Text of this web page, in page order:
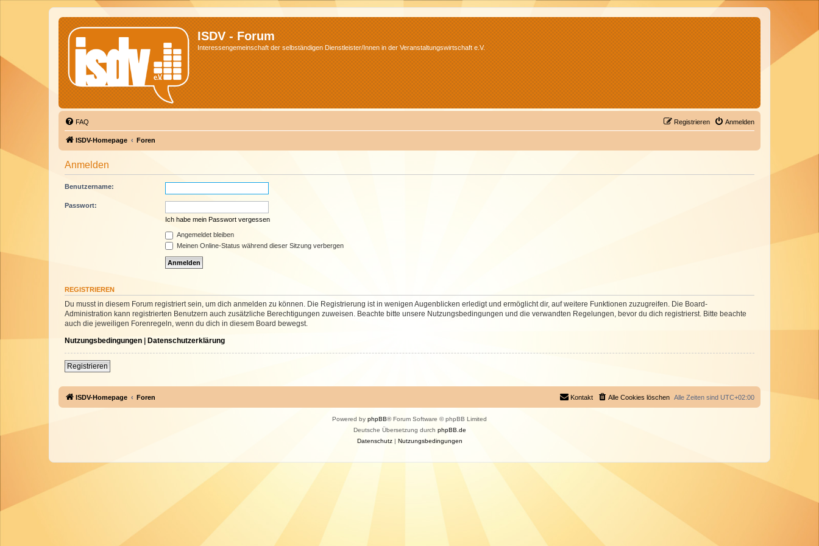
ISDV - Forum
Interessengemeinschaft der selbständigen Dienstleister/Innen in der Veranstaltungswirtschaft e.V.
FAQ Anmelden
Registrieren
ISDV-Homepage Foren
Anmelden
Benutzername:
Passwort:
Ich habe mein Passwort vergessen
Angemeldet bleiben
Meinen Online-Status während dieser Sitzung verbergen
REGISTRIEREN
Du musst in diesem Forum registriert sein, um dich anmelden zu können. Die Registrierung ist in wenigen Augenblicken erledigt und ermöglicht dir, auf weitere Funktionen zuzugreifen. Die Board-
Administration kann registrierten Benutzern auch zusätzliche Berechtigungen zuweisen. Beachte bitte unsere Nutzungsbedingungen und die verwandten Regelungen, bevor du dich registrierst. Bitte beachte
auch die jeweiligen Forenregeln, wenn du dich in diesem Board bewegst.
Nutzungsbedingungen | Datenschutzerklärung
Registrieren
ISDV-Homepage Foren Alle Zeiten sind UTC+02:00
Alle Cookies löschen
Kontakt
Powered by phpBB® Forum Software © phpBB Limited
Deutsche Übersetzung durch phpBB.de
Datenschutz| Nutzungsbedingungen